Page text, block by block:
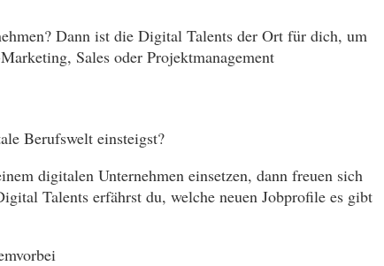
Dann ist die Digital Talents der Ort für dich, um
Sales oder Projektmanagement
Berufswelt einsteigst?
digitalen Unternehmen einsetzen, dann freuen sich
Talents erfährst du, welche neuen Jobprofile es gibt